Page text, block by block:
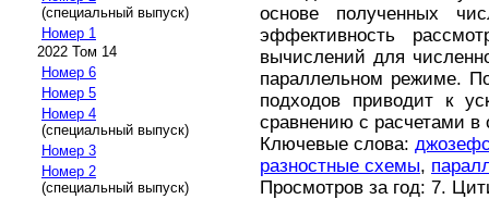
(специальный выпуск)
Номер 1
2022 Том 14
Номер 6
Номер 5
Номер 4
(специальный выпуск)
Номер 3
Номер 2
(специальный выпуск)
основе полученных
эффективность
вычислений для
параллельном режиме.
подходов приводит к
сравнению с расчетами
Ключевые слова:
разностные схемы,
Просмотров за год: 7.